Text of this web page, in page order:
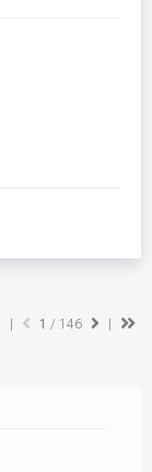
1 / 146